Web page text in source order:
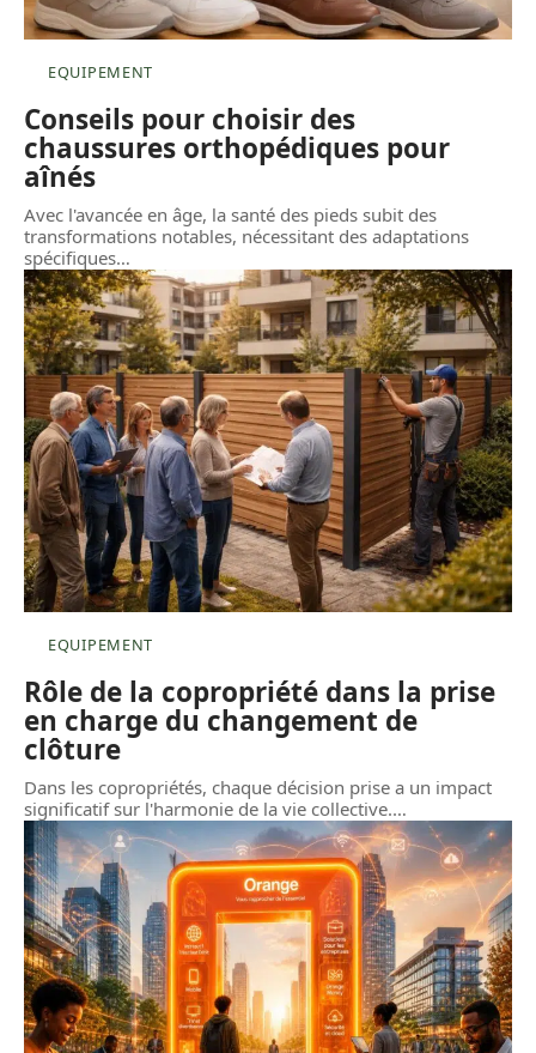
EQUIPEMENT
Conseils pour choisir des
chaussures orthopédiques pour
aînés
Avec l'avancée en âge, la santé des pieds subit des
transformations notables, nécessitant des adaptations
spécifiques…
EQUIPEMENT
Rôle de la copropriété dans la prise
en charge du changement de
clôture
Dans les copropriétés, chaque décision prise a un impact
significatif sur l'harmonie de la vie collective.…